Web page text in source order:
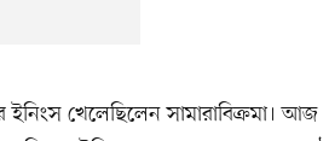
ইনিংস খেলেছিলেন সামারাবিক্রমা। আজ